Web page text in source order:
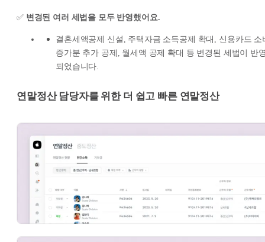
✅ 변경된 여러 세법을 모두 반영했어요.
결혼세액공제 신설, 주택자금 소득공제 확대, 신용카드 소
증가분 추가 공제, 월세액 공제 확대 등 변경된 세법이 반
되었습니다.
연말정산 담당자를 위한 더 쉽고 빠른 연말정산